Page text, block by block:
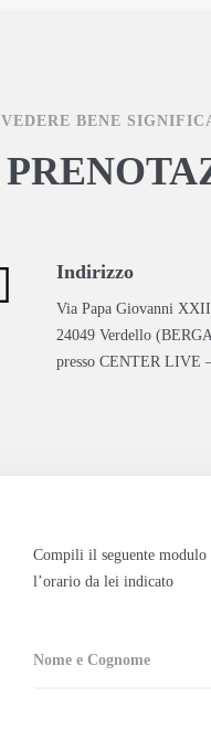
VEDERE BENE
Indirizzo
Via Papa Giovanni
24049 Verdello
presso CENTER LIVE
Compili il seguente modulo
l’orario da lei indicato